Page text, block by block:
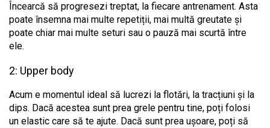
Încearcă să progresezi treptat, la fiecare antrenament. Asta
poate însemna mai multe repetiții, mai multă greutate și
poate chiar mai multe seturi sau o pauză mai scurtă între
ele.
2: Upper body
Acum e momentul ideal să lucrezi la flotări, la tracțiuni și la
dips. Dacă acestea sunt prea grele pentru tine, poți folosi
un elastic care să te ajute. Dacă sunt prea ușoare, poți să